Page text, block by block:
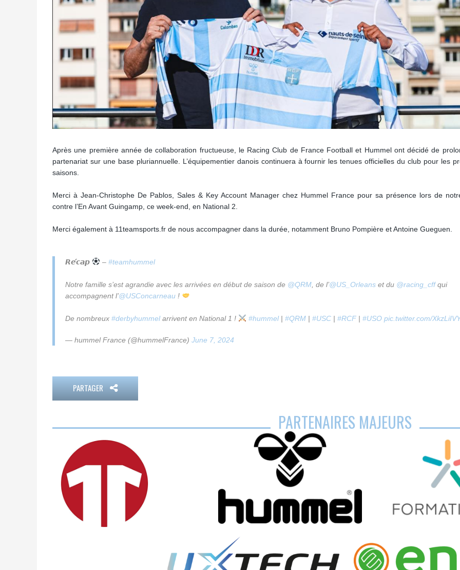
Après une première année de collaboration fructueuse, le Racing Club de France Football et Hummel ont décidé de
partenariat sur une base pluriannuelle. L’équipementier danois continuera à fournir les tenues officielles du club pour les
saisons.
Merci à Jean-Christophe De Pablos, Sales & Key Account Manager chez Hummel France pour sa présence lors de
contre l’En Avant Guingamp, ce week-end, en National 2.
Merci également à 11teamsports.fr de nous accompagner dans la durée, notamment Bruno Pompière et Antoine Gueguen.
𝙍𝙚́𝙘𝙖𝙥 – #teamhummel
Notre famille s’est agrandie avec les arrivées en début de saison de @QRM , de l’@US_Orleans et du @racing_cffqui
accompagnent l’@USConcarneau !
De nombreux #derbyhummelarrivent en National 1 ! #hummel| #QRM| #USC| #RCF| #USO pic.twitter.com/
— hummel France (@hummelFrance) June 7, 2024
PARTAGER
PARTENAIRES MAJEURS